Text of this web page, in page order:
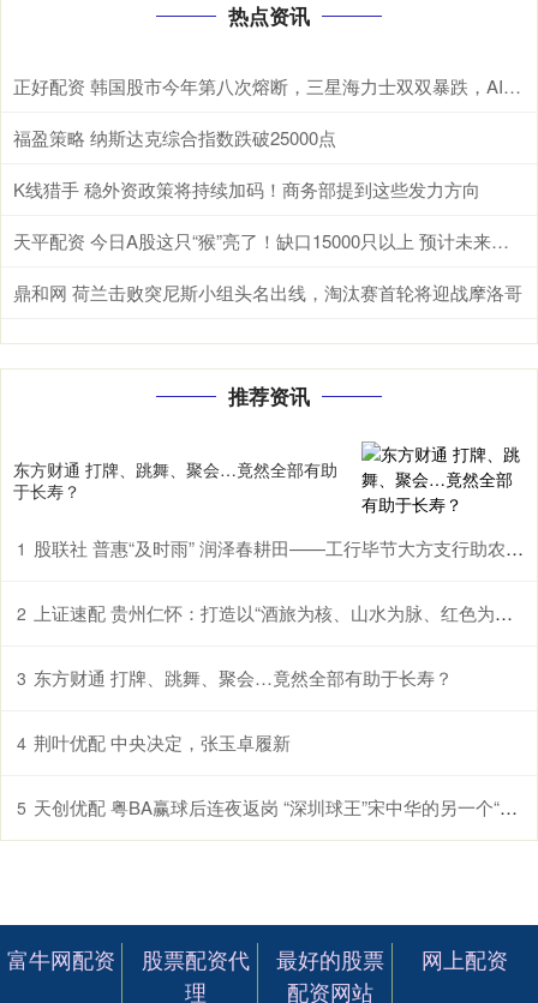
热点资讯
正好配资 韩国股市今年第八次熔断，三星海力士双双暴跌，AI泡沫开始破了？ 根据
福盈策略 纳斯达克综合指数跌破25000点
K线猎手 稳外资政策将持续加码！商务部提到这些发力方向
天平配资 今日A股这只“猴”亮了！缺口15000只以上 预计未来两年“一猴难求”将延续
鼎和网 荷兰击败突尼斯小组头名出线，淘汰赛首轮将迎战摩洛哥
推荐资讯
东方财通 打牌、跳舞、聚会…竟然全部有助
于长寿？
1 股联社 普惠“及时雨” 润泽春耕田——工行毕节大方支行助农企解困获赠锦旗
2 上证速配 贵州仁怀：打造以“酒旅为核、山水为脉、红色为魂”的国际山地度假目的地
3 东方财通 打牌、跳舞、聚会…竟然全部有助于长寿？
4 荆叶优配 中央决定，张玉卓履新
5 天创优配 粤BA赢球后连夜返岗 “深圳球王”宋中华的另一个“主场”
富牛网配资
股票配资代
理
最好的股票
配资网站
网上配资